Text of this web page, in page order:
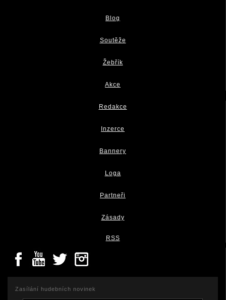
Blog
Soutěže
Žebřík
Akce
Redakce
Inzerce
Bannery
Loga
Partneři
Zásady
RSS
Zasílání hudebních novinek